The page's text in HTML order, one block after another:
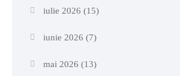
iulie 2026 (15)
iunie 2026 (7)
mai 2026 (13)